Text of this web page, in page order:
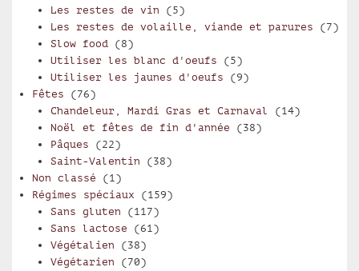
Les restes de vin (5)
Les restes de volaille, viande et parures (7)
Slow food (8)
Utiliser les blanc d'oeufs (5)
Utiliser les jaunes d'oeufs (9)
Fêtes (76)
Chandeleur, Mardi Gras et Carnaval (14)
Noël et fêtes de fin d'année (38)
Pâques (22)
Saint-Valentin (38)
Non classé (1)
Régimes spéciaux (159)
Sans gluten (117)
Sans lactose (61)
Végétalien (38)
Végétarien (70)